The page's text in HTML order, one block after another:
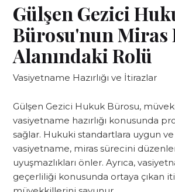
Gülşen Gezici
Bürosu'nun Miras
Alanındaki Rolü
Vasiyetname Hazırlığı ve İtirazlar
Gülşen Gezici Hukuk Bürosu,
vasiyetname hazırlığı konusunda
sağlar. Hukuki standartlara uygun ve
vasiyetname, miras sürecini
uyuşmazlıkları önler. Ayrıca,
geçerliliği konusunda ortaya çıkan